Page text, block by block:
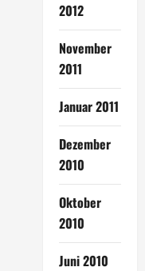
2012
November
2011
Januar 2011
Dezember
2010
Oktober
2010
Juni 2010